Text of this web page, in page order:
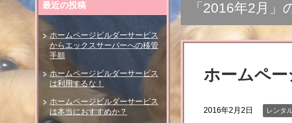
「2016年2月」
ホームペー
2016年2月2日 レンタ
最近の投稿
ホームページビルダーサービス
からエックスサーバーへの移管
手順
ホームページビルダーサービス
は利用するな！
ホームページビルダーサービス
は本当におすすめか？